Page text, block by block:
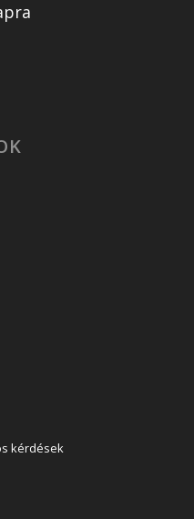
kérdések